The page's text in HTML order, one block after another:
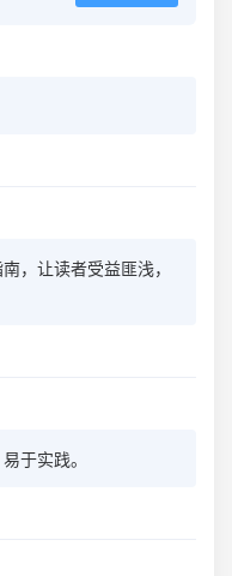
，让读者受益匪浅，
于实践。